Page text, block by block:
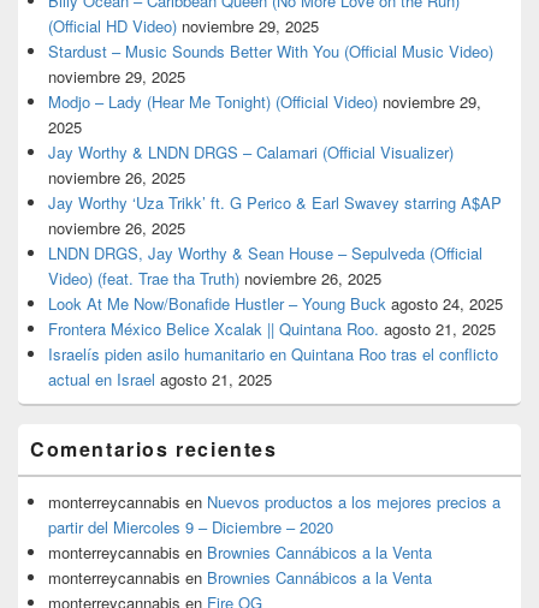
(Official HD Video) noviembre 29, 2025
Stardust – Music Sounds Better With You (Official Music Video)
noviembre 29, 2025
Modjo – Lady (Hear Me Tonight) (Official Video) noviembre 29,
2025
Jay Worthy & LNDN DRGS – Calamari (Official Visualizer)
noviembre 26, 2025
Jay Worthy ‘Uza Trikk’ ft. G Perico & Earl Swavey starring A$AP
noviembre 26, 2025
LNDN DRGS, Jay Worthy & Sean House – Sepulveda (Official
Video) (feat. Trae tha Truth) noviembre 26, 2025
Look At Me Now/Bonafide Hustler – Young Buck agosto 24, 2025
Frontera México Belice Xcalak || Quintana Roo. agosto 21, 2025
Israelís piden asilo humanitario en Quintana Roo tras el conflicto
actual en Israel agosto 21, 2025
Comentarios recientes
monterreycannabis en Nuevos productos a los mejores precios a
partir del Miercoles 9 – Diciembre – 2020
monterreycannabis en Brownies Cannábicos a la Venta
monterreycannabis en Brownies Cannábicos a la Venta
monterreycannabis en Fire OG